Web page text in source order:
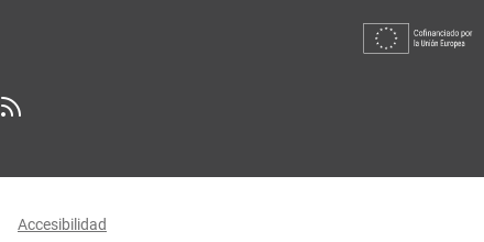
Accesibilidad